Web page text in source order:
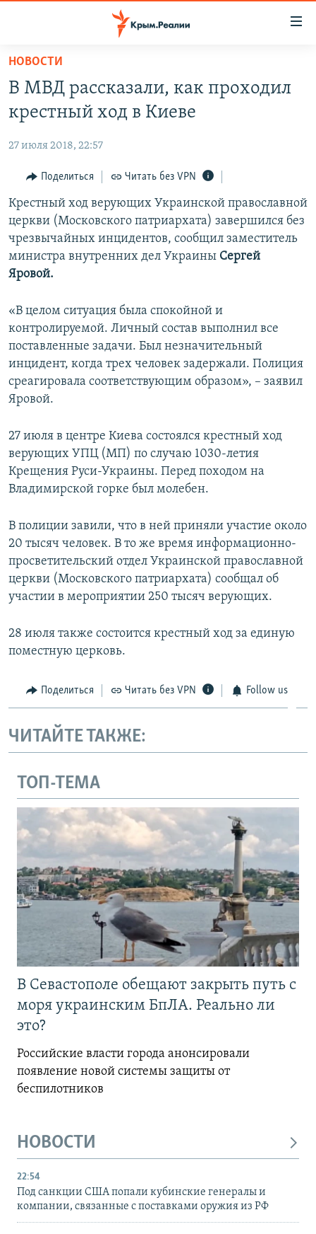
Вернуться
основному
содержанию
Вернутся
навигации
Вернутся
поиску
СПЕЦПРОЕКТЫ
КАРТА ВОЕННЫХ ОБЪЕКТОВ КРЫМА
11 ЛЕТ ОККУПАЦИИ КРЫМА. 11 ИСТОРИЙ СОПРОТИВЛЕНИЯ
ВОДА
ИСТОРИЯ
ЕЩЕ
ИНТЕРАКТИВ
ИНФОГРАФИКА
ТЕЛЕПРОЕКТ КРЫМ.РЕАЛИИ
СОВЕТЫ ПРАВОЗАЩИТНИКОВ
ПРОПАВШИЕ БЕЗ ВЕСТИ
ПОБЕДИТЕЛЕЙ НЕ СУДЯТ?
ELIFBE
РАДІО СВОБОДА
КАК ОБОЙТИ БЛОКИРОВКУ
Українською
ПРИСОЕДИНЯЙТЕСЬ!
НОВОСТИ
В МВД рассказали, как проходил
крестный ход в Киеве
27 июля 2018, 22:57
Поделиться Читать без VPN
Крестный ход верующих Украинской православной
церкви (Московского патриархата) завершился без
чрезвычайных инцидентов, сообщил заместитель
министра внутренних дел Украины Сергей
Яровой.
«В целом ситуация была спокойной и
контролируемой. Личный состав выполнил все
поставленные задачи. Был незначительный
инцидент, когда трех человек задержали. Полиция
среагировала соответствующим образом», – заявил
Яровой.
27 июля в центре Киева состоялся крестный ход
верующих УПЦ (МП) по случаю 1030-летия
Крещения Руси-Украины. Перед походом на
Владимирской горке был молебен.
В полиции завили, что в ней приняли участие около
20 тысяч человек. В то же время информационно-
просветительский отдел Украинской православной
церкви (Московского патриархата) сообщал об
участии в мероприятии 250 тысяч верующих.
28 июля также состоится крестный ход за единую
поместную церковь.
Поделиться Читать без VPN Follow us
ЧИТАЙТЕ ТАКЖЕ:
ТОП-ТЕМА
В Севастополе обещают закрыть путь с
моря украинским БпЛА. Реально ли
это?
Российские власти города анонсировали
появление новой системы защиты от
беспилотников
НОВОСТИ
22:54
Под санкции США попали кубинские генералы и
компании, связанные с поставками оружия из РФ